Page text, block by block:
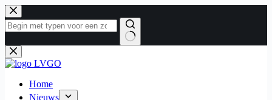
Ga
naar
de
Geen
resultaten
Home
Nieuws